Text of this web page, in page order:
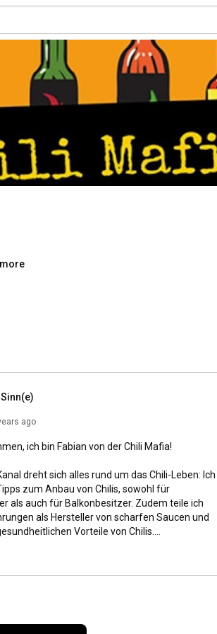
ago
ich bin Fabian von der Chili Mafia!
dreht sich alles rund um das Chili-Leben: Ich
zum Anbau von Chilis, sowohl für
als auch für Balkonbesitzer. Zudem teile ich
als Hersteller von scharfen Saucen und
Vorteile von Chilis.
sprechen und sogar einige feurige
Rolle spielt.